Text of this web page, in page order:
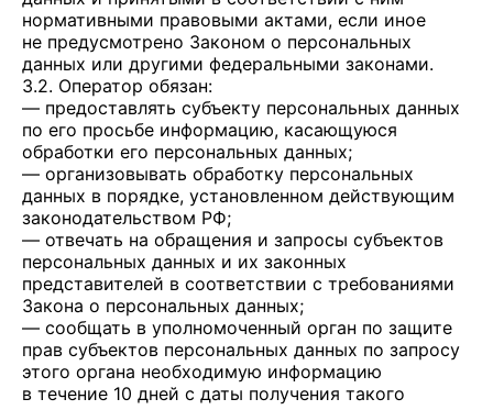
нормативными правовыми актами, если иное
не предусмотрено Законом о персональных
данных или другими федеральными законами.
3.2. Оператор обязан:
— предоставлять субъекту персональных данных
по его просьбе информацию, касающуюся
обработки его персональных данных;
— организовывать обработку персональных
данных в порядке, установленном действующим
законодательством РФ;
— отвечать на обращения и запросы субъектов
персональных данных и их законных
представителей в соответствии с требованиями
Закона о персональных данных;
— сообщать в уполномоченный орган по защите
прав субъектов персональных данных по запросу
этого органа необходимую информацию
в течение 10 дней с даты получения такого